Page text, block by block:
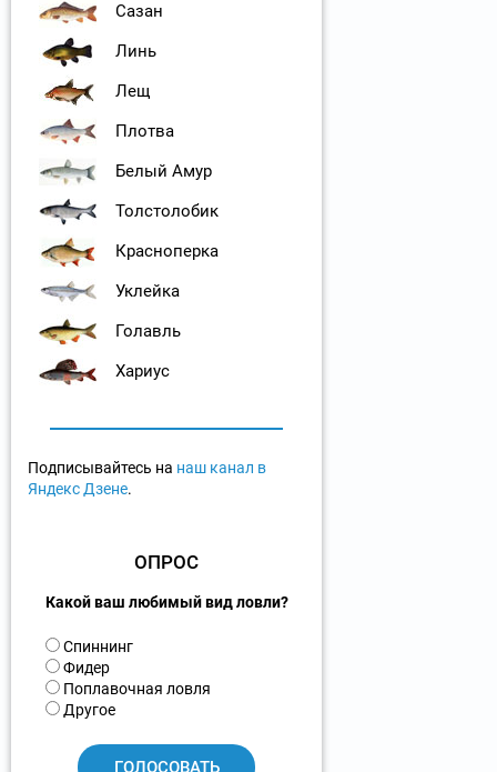
Сазан
Линь
Лещ
Плотва
Белый Амур
Толстолобик
Красноперка
Уклейка
Голавль
Хариус
Подписывайтесь на наш канал в
Яндекс Дзене.
ОПРОС
Какой ваш любимый вид ловли?
В
а
р
и
Спиннинг
Фидер
Поплавочная ловля
Другое